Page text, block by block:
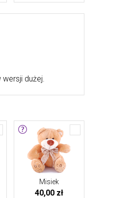
dużej.
Misiek
40,00 zł